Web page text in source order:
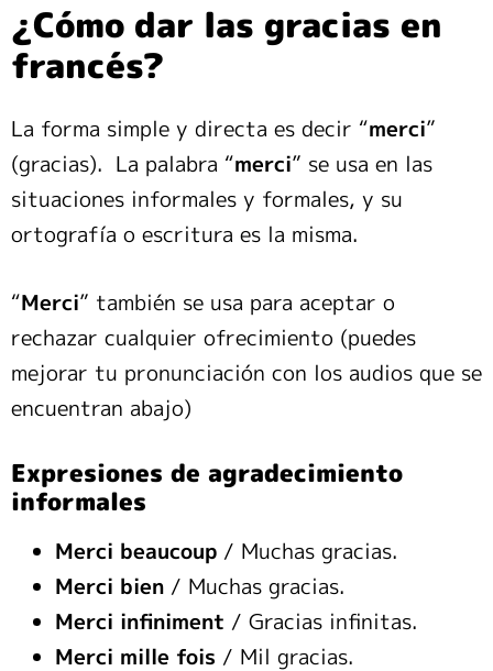
¿Cómo dar las gracias en
francés?
La forma simple y directa es decir “merci”
(gracias). La palabra “merci” se usa en las
situaciones informales y formales, y su
ortografía o escritura es la misma.
“Merci” también se usa para aceptar o
rechazar cualquier ofrecimiento (puedes
mejorar tu pronunciación con los audios que se
encuentran abajo)
Expresiones de agradecimiento
informales
Merci beaucoup / Muchas gracias.
Merci bien / Muchas gracias.
Merci infiniment / Gracias infinitas.
Merci mille fois / Mil gracias.